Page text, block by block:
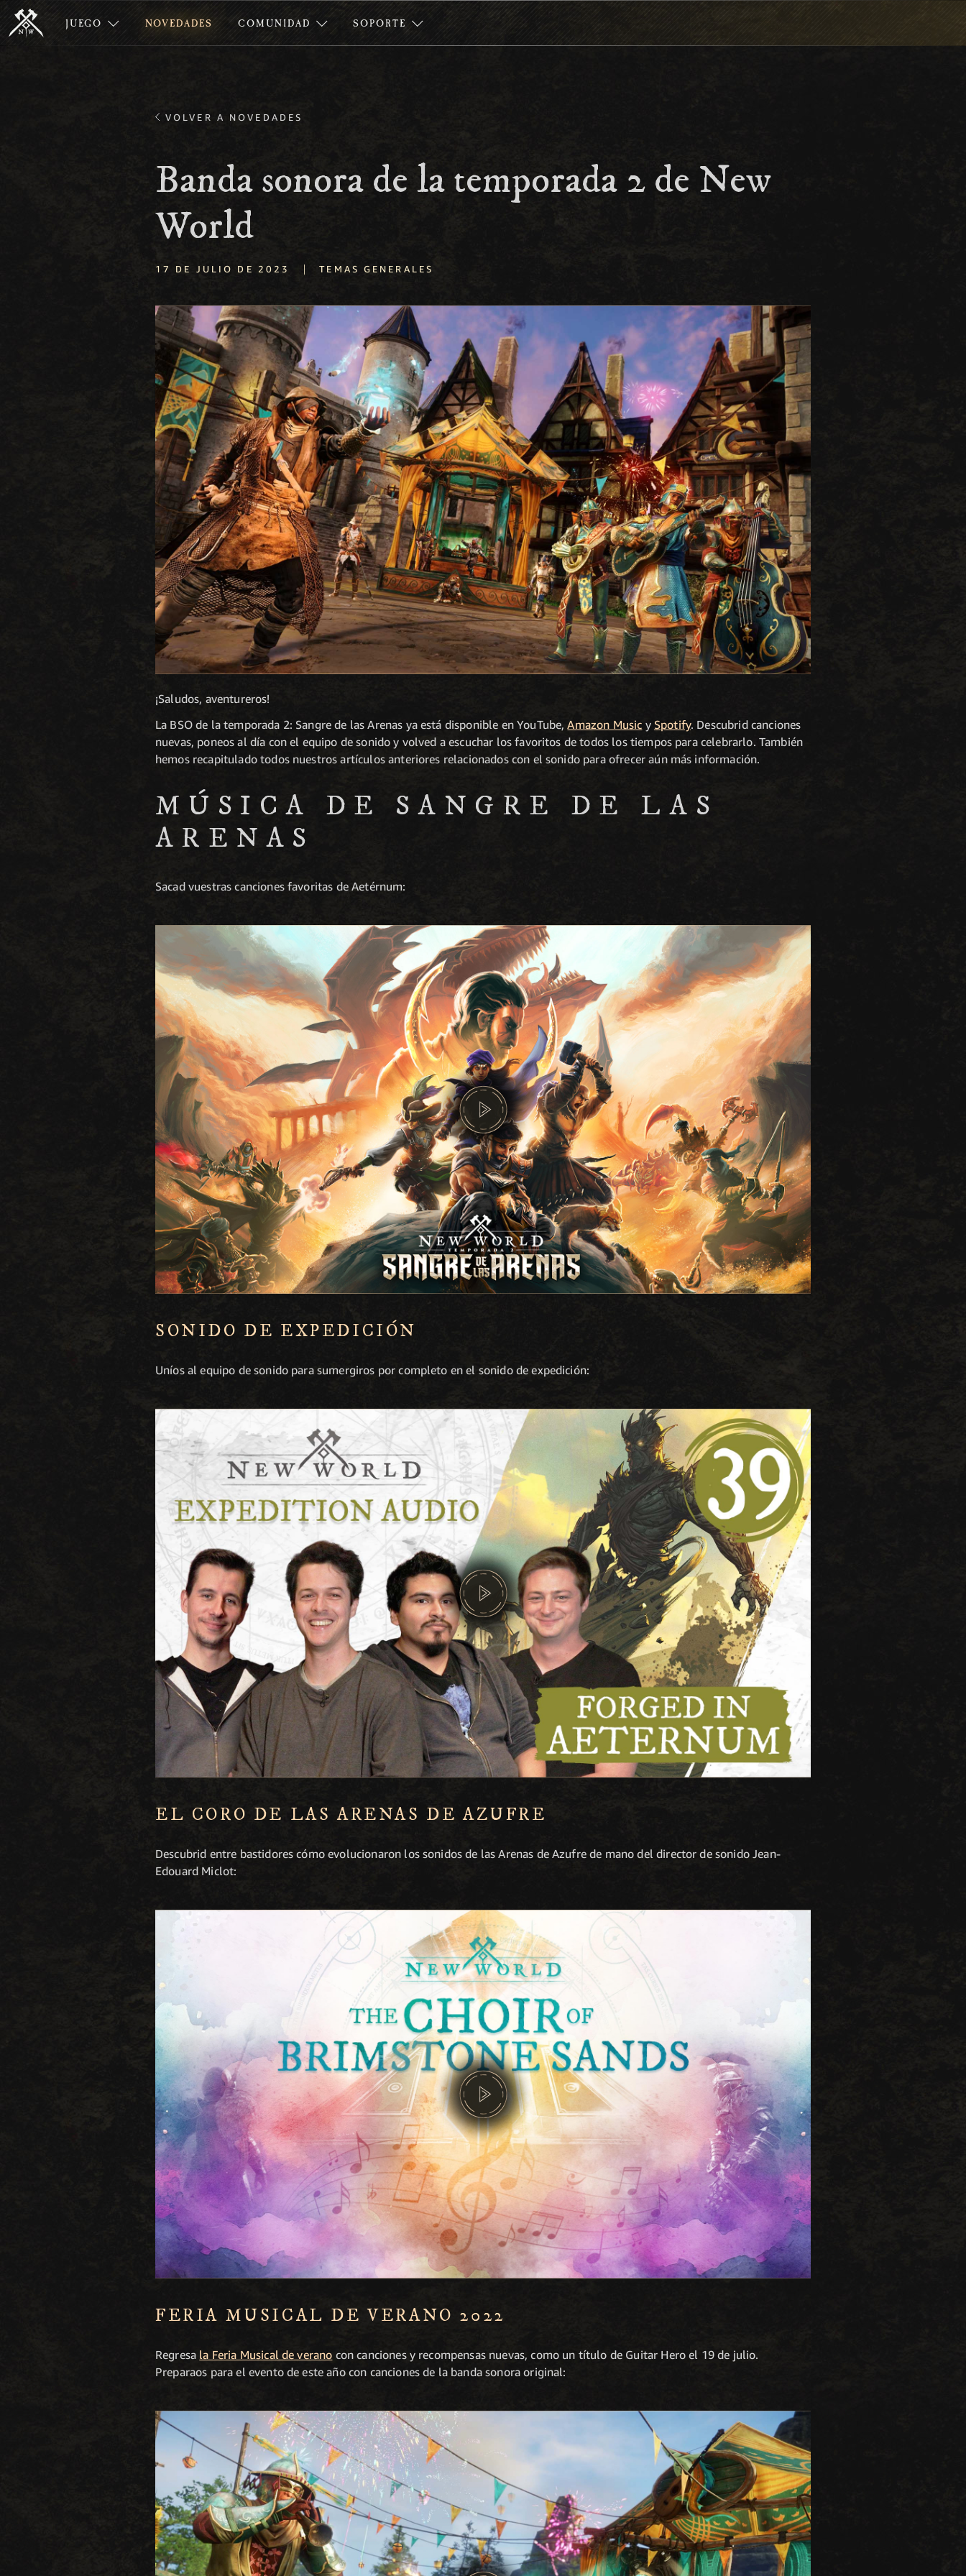
JUEGO NOVEDADES COMUNIDAD SOPORTE
VOLVER A NOVEDADES
Banda sonora de la temporada 2 de New
World
17 DE JULIO DE 2023 | TEMAS GENERALES
¡Saludos, aventureros!
La BSO de la temporada 2: Sangre de las Arenas ya está disponible en YouTube,Amazon Music y Spotify. Descubrid canciones
nuevas, poneos al día con el equipo de sonido y volved a escuchar los favoritos de todos los tiempos para celebrarlo. También
hemos recapitulado todos nuestros artículos anteriores relacionados con el sonido para ofrecer aún más información.
MÚSICA DE SANGRE DE LAS
ARENAS
Sacad vuestras canciones favoritas de Aetérnum:
SONIDO DE EXPEDICIÓN
Uníos al equipo de sonido para sumergiros por completo en el sonido de expedición:
EL CORO DE LAS ARENAS DE AZUFRE
Descubrid entre bastidores cómo evolucionaron los sonidos de las Arenas de Azufre de mano del director de sonido Jean-
Edouard Miclot:
FERIA MUSICAL DE VERANO 2022
Regresa la Feria Musical de verano con canciones y recompensas nuevas, como un título de Guitar Hero el 19 de julio.
Preparaos para el evento de este año con canciones de la banda sonora original: